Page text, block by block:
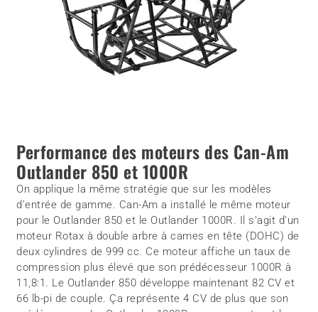
Performance des moteurs des Can-Am
Outlander 850 et 1000R
On applique la même stratégie que sur les modèles
d’entrée de gamme. Can-Am a installé le même moteur
pour le Outlander 850 et le Outlander 1000R. Il s’agit d’un
moteur Rotax à double arbre à cames en tête (DOHC) de
deux cylindres de 999 cc. Ce moteur affiche un taux de
compression plus élevé que son prédécesseur 1000R à
11,8:1. Le Outlander 850 développe maintenant 82 CV et
66 lb-pi de couple. Ça représente 4 CV de plus que son